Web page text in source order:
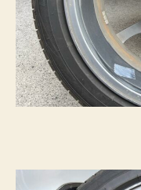
ー
ル
に
ア
ル
ミ
テ
貼